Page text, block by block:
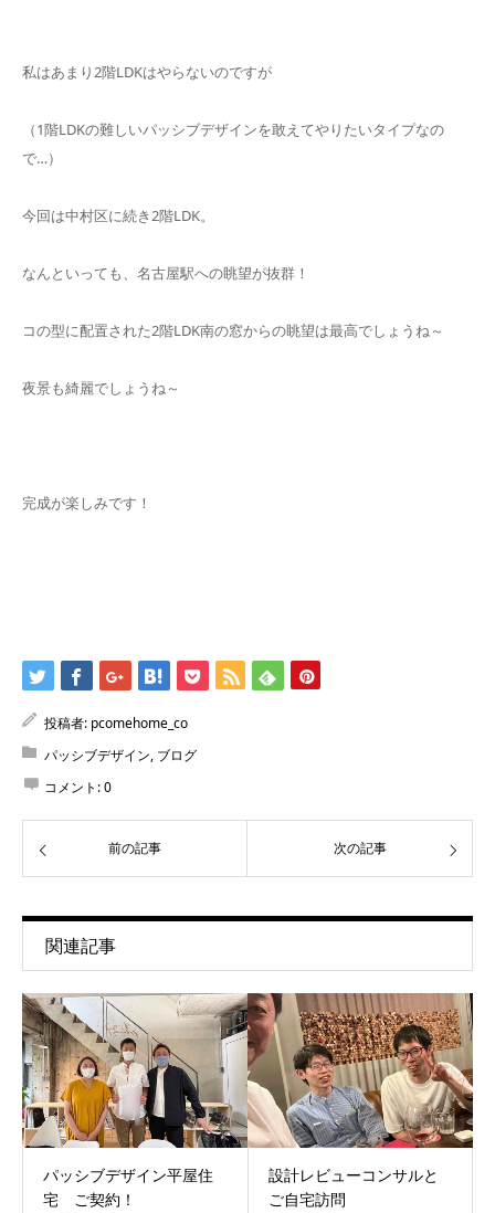
私はあまり2階LDKはやらないのですが
（1階LDKの難しいパッシブデザインを敢えてやりたいタイプなの
で…）
今回は中村区に続き2階LDK。
なんといっても、名古屋駅への眺望が抜群！
コの型に配置された2階LDK南の窓からの眺望は最高でしょうね～
夜景も綺麗でしょうね～
完成が楽しみです！
投稿者: pcomehome_co
パッシブデザイン, ブログ
コメント:0
前の記事 次の記事
関連記事
パッシブデザイン平屋住
宅 ご契約！
設計レビューコンサルと
ご自宅訪問